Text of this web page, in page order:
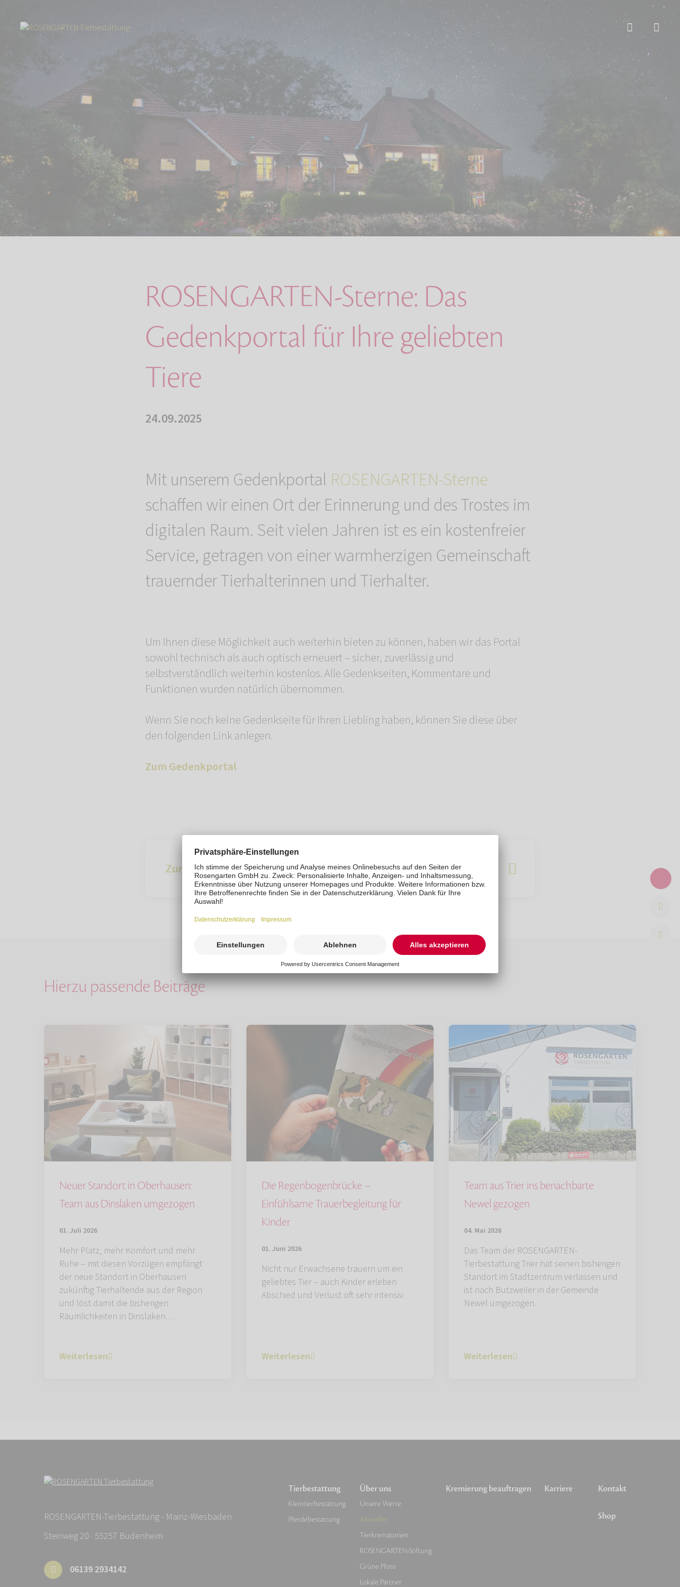
ROSENGARTEN-Sterne: Das Gedenkportal für Ihre geliebten Tiere
ROSENGARTEN-Sterne: Das
Gedenkportal für Ihre geliebten
Tiere
24.09.2025
Mit unserem Gedenkportal ROSENGARTEN-Sterne
schaffen wir einen Ort der Erinnerung und des Trostes im
digitalen Raum. Seit vielen Jahren ist es ein kostenfreier
Service, getragen von einer warmherzigen Gemeinschaft
trauernder Tierhalterinnen und Tierhalter.
Um Ihnen diese Möglichkeit auch weiterhin bieten zu können, haben wir das Portal
sowohl technisch als auch optisch erneuert – sicher, zuverlässig und
selbstverständlich weiterhin kostenlos. Alle Gedenkseiten, Kommentare und
Funktionen wurden natürlich übernommen.
Wenn Sie noch keine Gedenkseite für Ihren Liebling haben, können Sie diese über
den folgenden Link anlegen.
Zum Gedenkportal
Zur Übersicht
Hierzu passende Beiträge
Neuer Standort in Oberhausen:
Team aus Dinslaken umgezogen
01. Juli 2026
Mehr Platz, mehr Komfort und mehr
Ruhe – mit diesen Vorzügen empfängt
der neue Standort in Oberhausen
zukünftig Tierhaltende aus der Region
und löst damit die bisherigen
Räumlichkeiten in Dinslaken…
Weiterlesen
Die Regenbogenbrücke –
Einfühlsame Trauerbegleitung für
Kinder
01. Juni 2026
Nicht nur Erwachsene trauern um ein
geliebtes Tier – auch Kinder erleben
Abschied und Verlust oft sehr intensiv.
Weiterlesen
Team aus Trier ins benachbarte
Newel gezogen
04. Mai 2026
Das Team der ROSENGARTEN-
Tierbestattung Trier hat seinen bisherigen
Standort im Stadtzentrum verlassen und
ist nach Butzweiler in der Gemeinde
Newel umgezogen.
Weiterlesen
ROSENGARTEN-Tierbestattung - Mainz-Wiesbaden
Steinweg 20 · 55257 Budenheim
06139 2934142
Tierbestattung
Kleintierbestattung
Pferdebestattung
Über uns
Unsere Werte
Aktuelles
Tierkrematorien
ROSENGARTEN-Stiftung
Grüne Pfote
Lokale Partner
Kremierung beauftragen Karriere Kontakt
Shop